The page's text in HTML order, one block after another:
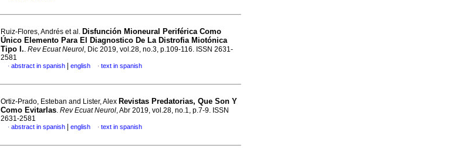
Ruiz-Flores, Andrés et al. Disfunción Mioneural Periférica Como
Único Elemento Para El Diagnostico De La Distrofia Miotónica
Tipo I.. Rev Ecuat Neurol, Dic 2019, vol.28, no.3, p.109-116. ISSN 2631-
2581
· abstract in spanish english · text in spanish
Ortiz-Prado, Esteban and Lister, Alex Revistas Predatorias, Que Son Y
Como Evitarlas. Rev Ecuat Neurol, Abr 2019, vol.28, no.1, p.7-9. ISSN
2631-2581
· abstract in spanish english · text in spanish